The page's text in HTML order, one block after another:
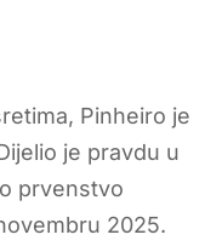
Pinheiro je
je pravdu u
prvenstvo
2025.